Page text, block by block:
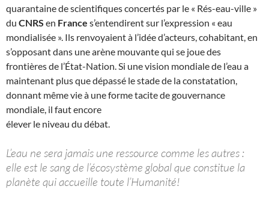
quarantaine de scientifiques concertés par le « Rés-eau-ville »
du CNRS en France s’entendirent sur l’expression « eau
mondialisée ». Ils renvoyaient à l’idée d’acteurs, cohabitant, en
s’opposant dans une arène mouvante qui se joue des
frontières de l’État-Nation. Si une vision mondiale de l’eau a
maintenant plus que dépassé le stade de la constatation,
donnant même vie à une forme tacite de gouvernance
mondiale, il faut encore
élever le niveau du débat.
L’eau ne sera jamais une ressource comme les autres :
elle est le sang de l’écosystème global que constitue la
planète qui accueille toute l’Humanité!